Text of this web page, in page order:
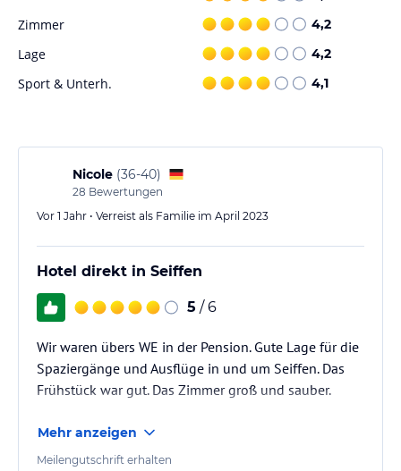
zahlreiche Möglichkeiten für sportliche Aktivitäten. Skifahren und
und eine Verkaufsstelle für Skipässe direkt am Apartment.
Genießen Sie die Natur und erkunden Sie die Umgebung auf
eigene Faust.
Angaben ohne Gewähr. Bitte lies vor der Buchung die
verbindlichen Angebotsdetails
Zimmer 4,2
Lage 4,2
Sport & Unterh. 4,1
Nicole (36-40)
28 Bewertungen
Vor 1 Jahr • Verreist als Familie im April 2023
Hotel direkt in Seiffen
5 / 6
Wir waren übers WE in der Pension. Gute Lage für die
Spaziergänge und Ausflüge in und um Seiffen. Das
Frühstück war gut. Das Zimmer groß und sauber.
Mehr anzeigen
Meilengutschrift erhalten